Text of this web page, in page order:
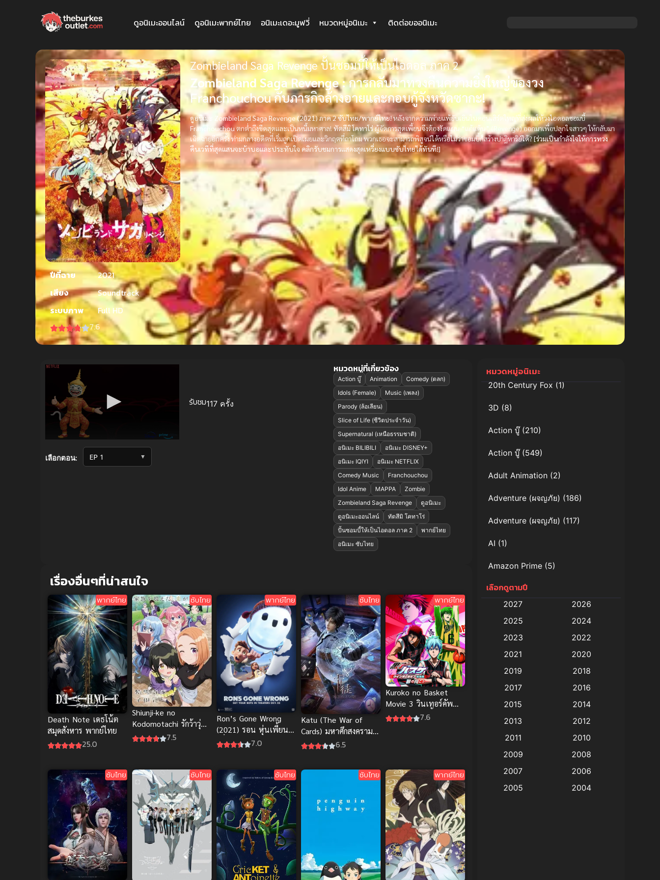
ดูอนิเมะออนไลน์ ดูอนิเมะพากย์ไทย อนิเมะเดอะมูฟวี่ หมวดหมู่อนิเมะ ติดต่อขออนิเมะ
ปีที่ฉาย
2021
เสียง
Soundtrack
ระบบภาพ
Full HD
7.6
Zombieland Saga Revenge ปั้นซอมบี้ให้เป็นไอดอล ภาค 2
Zombieland Saga Revenge :การกลับมาทวงคืนความยิ่งใหญ่ของวง
Franchouchou กับภารกิจล้างอายและกอบกู้จังหวัดซากะ!
ดูอนิเมะ Zombieland Saga Revenge (2021) ภาค 2 ซับไทย/พากย์ไทย!หลังจากความพ่ายแพ้ยับเยินในคอนเสิร์ตใหญ่ที่ส่งผลให้วงไอดอลซอมบี้
Franchouchou ตกต่ำถึงขีดสุดและเป็นหนี้มหาศาล!ทัตสึมิ โคทาโร่ผู้จัดการสุดเพี้ยนจึงต้องงัดแผน “แก้แค้น” (Revenge) ออกมาเพื่อปลุกใจสาวๆ ให้กลับมา
เฉิดฉายอีกครั้ง ท่ามกลางอดีตที่เริ่มถูกเปิดเผยและวิกฤตที่ถาโถม พวกเธอจะสามารถพิสูจน์ได้หรือไม่ว่าซอมบี้ก็สร้างปาฏิหาริย์ได้?[ร่วมเป็นกำลังใจให้การทวง
คืนเวทีที่สุดแสนจะบ้าบอและประทับใจ คลิกรับชมการแสดงสุดเหวี่ยงแบบซับไทยได้ทันที!]
เลือกตอน: ▼
รับชม117 ครั้ง
หมวดหมู่ที่เกี่ยวข้อง
Action บู๊ Animation
Comedy (ตลก)
Idols (Female)
Music (เพลง)
Parody (ล้อเลียน)
Slice of Life (ชีวิตประจำวัน)
Supernatural (เหนือธรรมชาติ)
อนิเมะ BILIBILI
อนิเมะ DISNEY+
อนิเมะ IQIYI
อนิเมะ NETFLIX
Comedy Music
Franchouchou
Idol Anime
MAPPA
Zombie
Zombieland Saga Revenge
ดูอนิเมะ
ดูอนิเมะออนไลน์
ทัตสึมิ โคทาโร่
ปั้นซอมบี้ให้เป็นไอดอล ภาค 2
พากย์ไทย
อนิเมะ ซับไทย
เรื่องอื่นๆที่น่าสนใจ
พากย์ไทย
Death Note เดธโน้ต
สมุดสังหาร พากย์ไทย
25.0
ซับไทย
Shiunji-ke no
Kodomotachi รักว้าวุ่น
ในบ้านชิอุนจิ
7.5
พากย์ไทย
Ron’s Gone Wrong
(2021) รอน หุ่นเพี้ยน
เพื่อนรัก พากย์ไทย ดูฟรี
7.0
ซับไทย
Katu (The War of
Cards) มหาศึกสงคราม
การ์ด
6.5
พากย์ไทย
Kuroko no Basket
Movie 3 วินเทอร์คัพ
พากย์ไทย ศึกชี้ชะตาสุด
7.6
ซับไทย ซับไทย ซับไทย ซับไทย พากย์ไทย
หมวดหมู่อนิเมะ
20th Century Fox(1)
3D (8)
Action บู๊(210)
Action บู๊(549)
Adult Animation (2)
Adventure (ผจญภัย) (186)
Adventure (ผจญภัย) (117)
AI (1)
Amazon Prime (5)
Anal (ประตูหลัง)
Animation การ์ตูน
Animation อนิเมะ
Animation แอนิเมชั่น (1)
anime(9)
Big tits (นมใหญ่)
Bitch (ผู้หญิงร่าน)
เลือกดูตามปี
2027
2026
2025
2024
2023
2022
2021
2020
2019
2018
2017
2016
2015
2014
2013
2012
2011
2010
2009
2008
2007
2006
2005
2004